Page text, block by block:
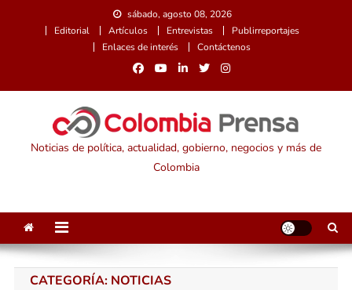
sábado, agosto 08, 2026
Editorial
Artículos Entrevistas
Publirreportajes
Enlaces de interés
Contáctenos
Noticias de política, actualidad, gobierno, negocios y más de
Colombia
CATEGORÍA: NOTICIAS